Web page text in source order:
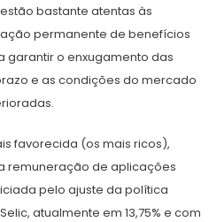
bastante atentas às
permanente de benefícios
garantir o enxugamento das
e as condições do mercado
favorecida (os mais ricos),
remuneração de aplicações
pelo ajuste da política
atualmente em 13,75% e com